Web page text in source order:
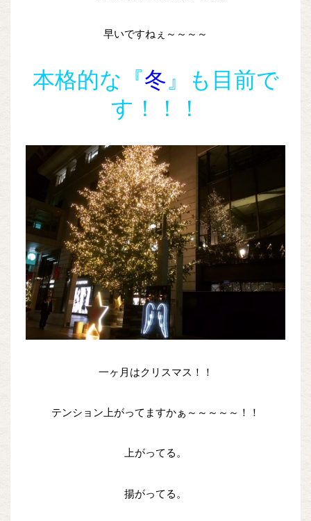
早いですねぇ～～～～
本格的な『冬』も目前で
す！！！
一ヶ月はクリスマス！！
テンション上がってますかぁ～～～～～！！
上がってる。
揚がってる。